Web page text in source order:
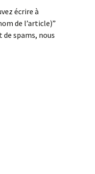
écrire à
de l’article)”
spams, nous